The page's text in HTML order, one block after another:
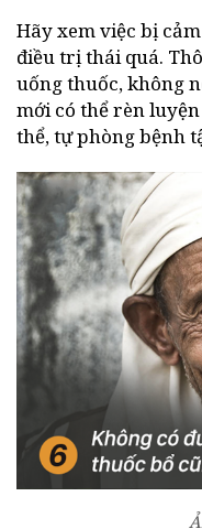
Hãy xem việc bị
điều trị thái quá.
uống thuốc, không
mới có thể rèn
thể, tự phòng bệnh